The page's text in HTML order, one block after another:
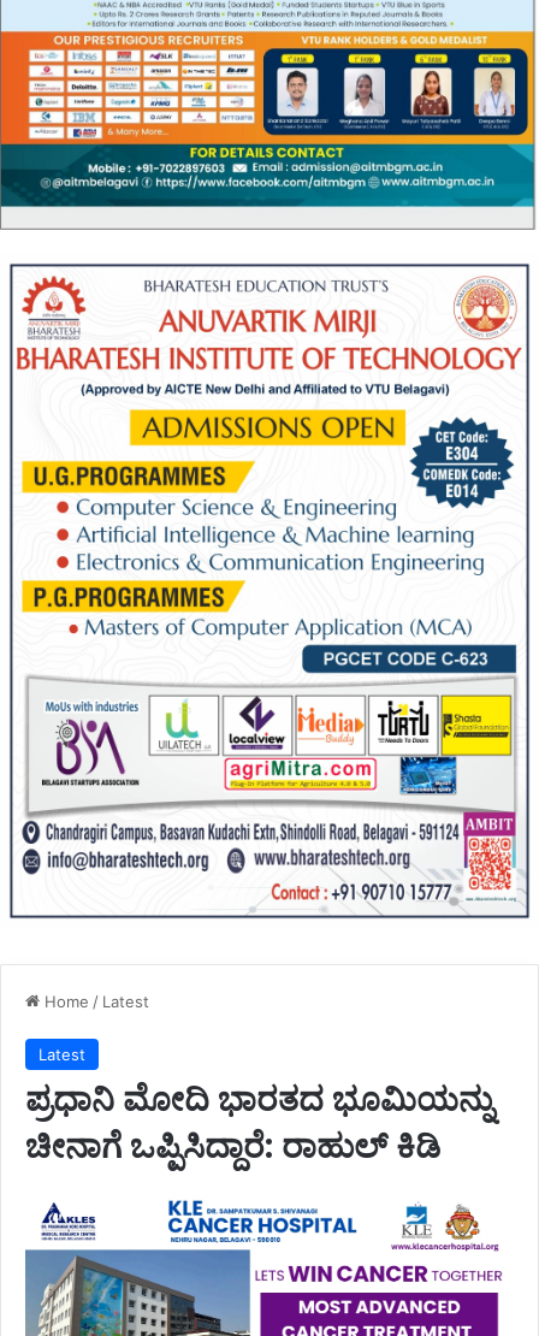
Home / Latest
Latest
ಪ್ರಧಾನಿ ಮೋದಿ ಭಾರತದ ಭೂಮಿಯನ್ನು
ಚೀನಾಗೆ ಒಪ್ಪಿಸಿದ್ದಾರೆ: ರಾಹುಲ್ ಕಿಡಿ